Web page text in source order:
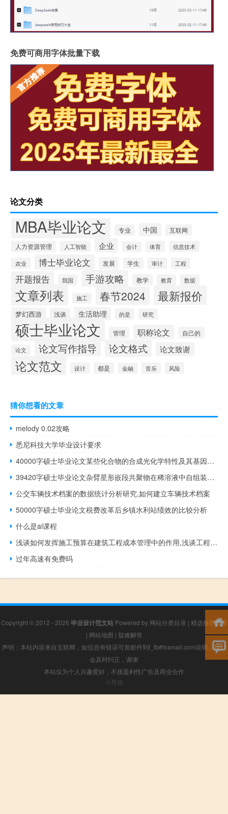
免费可商用字体批量下载
论文分类
MBA毕业论文 专业 中国
互联网
人力资源管理
人工智能 企业 会计 体育 信息技术
农业 博士毕业论文 发展 学生 审计 工程
开题报告 我国 手游攻略 教学 教育 数据
文章列表 施工 春节2024 最新报价
梦幻西游 浅谈 生活助理 的是 研究
硕士毕业论文 管理 职称论文 自己的
论文 论文写作指导 论文格式 论文致谢
论文范文 设计 都是 金融 音乐 风险
猜你想看的文章
melody 0.02攻略
悉尼科技大学毕业设计要求
40000字硕士毕业论文某些化合物的合成光化学特性及其基因作用机理分析
39420字硕士毕业论文杂臂星形嵌段共聚物在稀溶液中自组装的计算机模拟
公交车辆技术档案的数据统计分析研究,如何建立车辆技术档案
50000字硕士毕业论文税费改革后乡镇水利站绩效的比较分析
什么是ai课程
浅谈如何发挥施工预算在建筑工程成本管理中的作用,浅谈工程造价预算与结算审计及工程造价管理的关系
过年高速有免费吗
Copyright © 2012 - 2026 毕业设计范文站Powered by 网站分类目录 | 精选推荐文章
| 网站地图 | 疑难解答
声明：本站内容来自互联网，如信息有错误可发邮件到f_fb#foxmail.com说明，我们
会及时纠正，谢谢
本站仅为个人兴趣爱好，不接盈利性广告及商业合作
小男孩